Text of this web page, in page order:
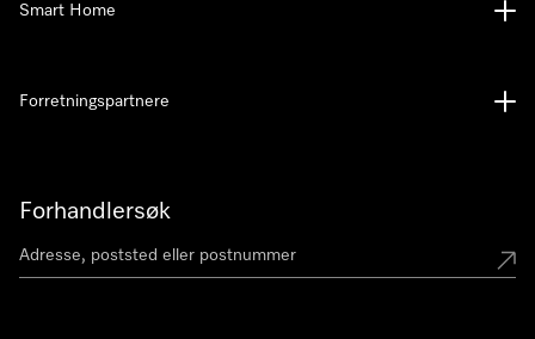
Forhandlersøk
Smart Home
Forretningspartnere